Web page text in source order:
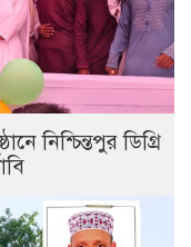
নিশ্চিন্তপুর ডিগ্রি